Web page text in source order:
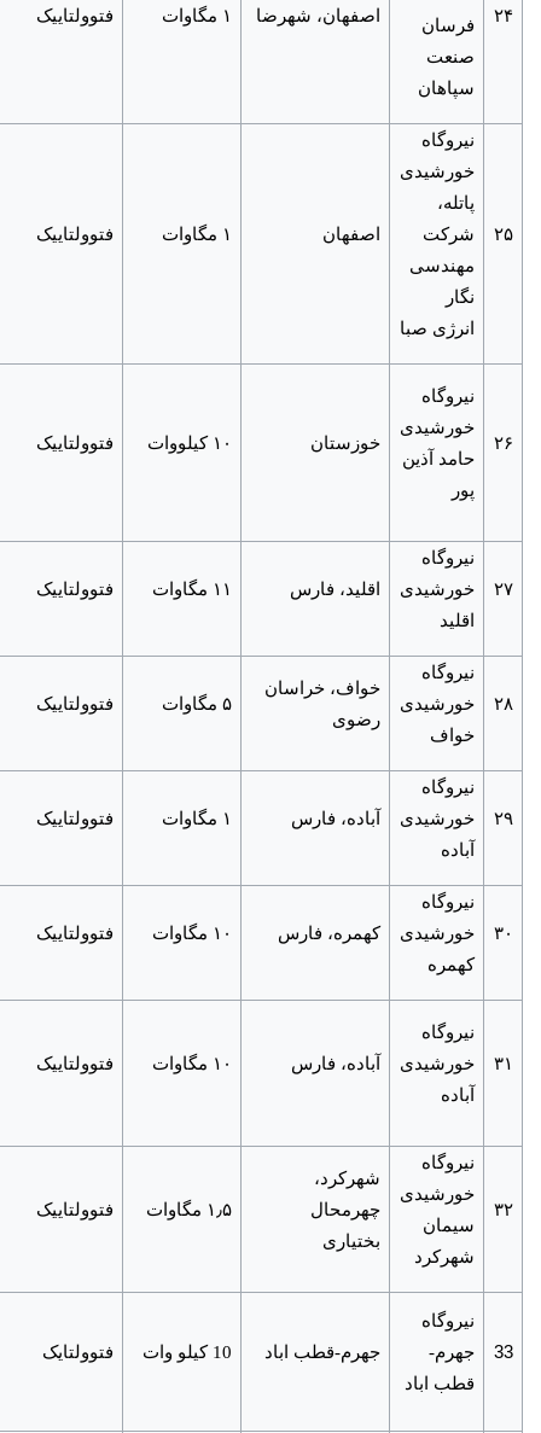
۲۴ اصفهان، شهرضا ۱ مگاوات فتوولتاییک
فرسان
صنعت
سپاهان
۲۵
نیروگاه
خورشیدی
پاتله،
شرکت
مهندسی
نگار
انرژی صبا
اصفهان ۱ مگاوات فتوولتاییک
۲۶
نیروگاه
خورشیدی
حامد آذین
پور
خوزستان ۱۰ کیلووات فتوولتاییک
۲۷
نیروگاه
خورشیدی
اقلید
اقلید، فارس ۱۱ مگاوات فتوولتاییک
۲۸
نیروگاه
خورشیدی
خواف
خواف، خراسان
رضوی
۵ مگاوات فتوولتاییک
۲۹
نیروگاه
خورشیدی
آباده
آباده، فارس ۱ مگاوات فتوولتاییک
۳۰
نیروگاه
خورشیدی
کهمره
کهمره، فارس ۱۰ مگاوات فتوولتاییک
۳۱
نیروگاه
خورشیدی
آباده
آباده، فارس ۱۰ مگاوات فتوولتاییک
۳۲
نیروگاه
خورشیدی
سیمان
شهرکرد
شهرکرد،
چهرمحال
بختیاری
۱ ٫۵ مگاوات فتوولتاییک
33
نیروگاه
جهرم-
قطب اباد
جهرم-قطب اباد 10 کیلو وات فتوولتایک